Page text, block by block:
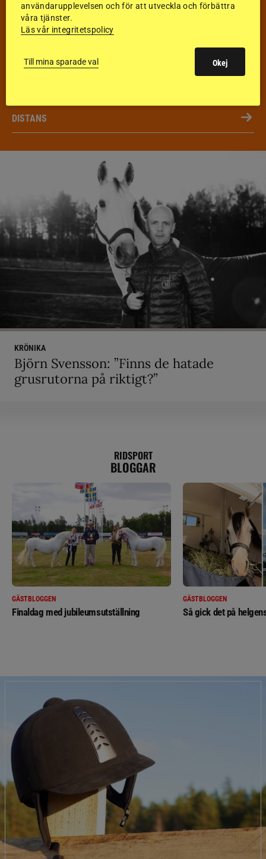
HOPPNING
DRESSYR
FÄLTTÄVLAN
DISTANS
KRÖNIKA
Björn Svensson: ”Finns de hatade
grusrutorna på riktigt?”
RIDSPORT
BLOGGAR
GÄSTBLOGGEN
Finaldag med jubileumsutställning
GÄSTBLOGGEN
Så gick det på
användarupplevelsen och för att utveckla och förbättra
våra tjänster.
Läs vår integritetspolicy
Till mina sparade val Okej